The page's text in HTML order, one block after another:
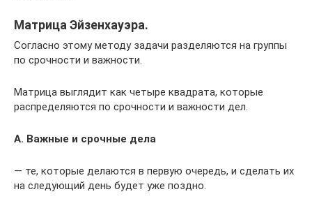
Матрица Эйзенхауэра.
Согласно этому методу задачи разделяются на группы
по срочности и важности.
Матрица выглядит как четыре квадрата, которые
распределяются по срочности и важности дел.
А. Важные и срочные дела
— те, которые делаются в первую очередь, и сделать их
на следующий день будет уже поздно.